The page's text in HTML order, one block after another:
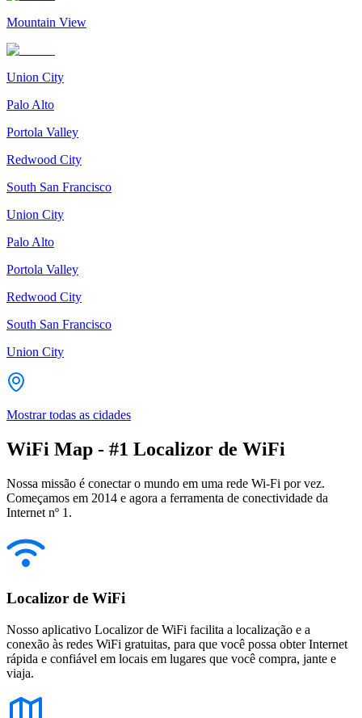
Mountain View
Union City
Palo Alto
Portola Valley
Redwood City
South San Francisco
Union City
Palo Alto
Portola Valley
Redwood City
South San Francisco
Union City
Mostrar todas as cidades
WiFi Map - #1 Localizor de WiFi
Nossa missão é conectar o mundo em uma rede Wi-Fi por vez.
Começamos em 2014 e agora a ferramenta de conectividade da
Internet nº 1.
Localizor de WiFi
Nosso aplicativo Localizor de WiFi facilita a localização e a
conexão às redes WiFi gratuitas, para que você possa obter Internet
rápida e confiável em locais em lugares que você compra, jante e
viaja.